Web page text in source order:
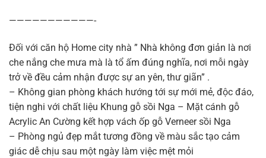
———————————-
Đối với căn hộ Home city nhà ” Nhà không đơn giản là nơi
che nắng che mưa mà là tổ ấm đúng nghĩa, nơi mỗi ngày
trở về đều cảm nhận được sự an yên, thư giãn” .
– Không gian phòng khách hướng tới sự mới mẻ, độc đáo,
tiện nghi với chất liệu Khung gỗ sồi Nga – Mặt cánh gỗ
Acrylic An Cường kết hợp vách ốp gỗ Verneer sồi Nga
– Phòng ngủ đẹp mắt tương đồng về màu sắc tạo cảm
giác dễ chịu sau một ngày làm việc mệt mỏi